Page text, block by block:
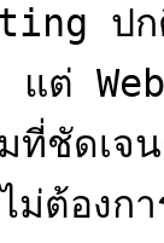
ปก
แต่
ที่ชัดเจ
ม่ต้องก